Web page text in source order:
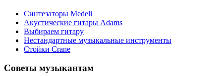
Синтезаторы Мedeli
Акустические гитары Adams
Выбираем гитару
Нестандартные музыкальные инструменты
Стойки Crane
Советы музыкантам